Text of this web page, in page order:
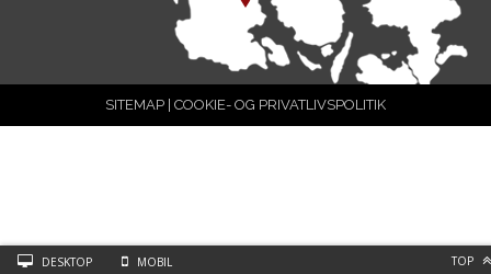
SITEMAP COOKIE- OG PRIVATLIVSPOLITIK
DESKTOP MOBIL TOP